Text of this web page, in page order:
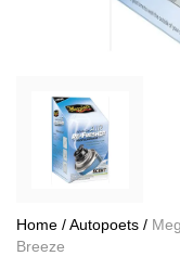
Home /Autopoets /
Breeze